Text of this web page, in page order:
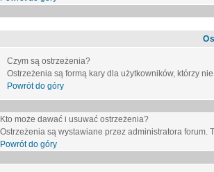
Czym są ostrzeżenia?
Ostrzeżenia są formą kary dla użytkowników, którzy
Powrót do góry
Kto może dawać i usuwać ostrzeżenia?
Ostrzeżenia są wystawiane przez administratora
Powrót do góry